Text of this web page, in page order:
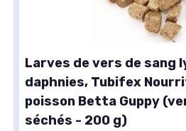
Larves de vers de sang
daphnies, Tubifex
poisson Betta Guppy
séchés - 200 g)